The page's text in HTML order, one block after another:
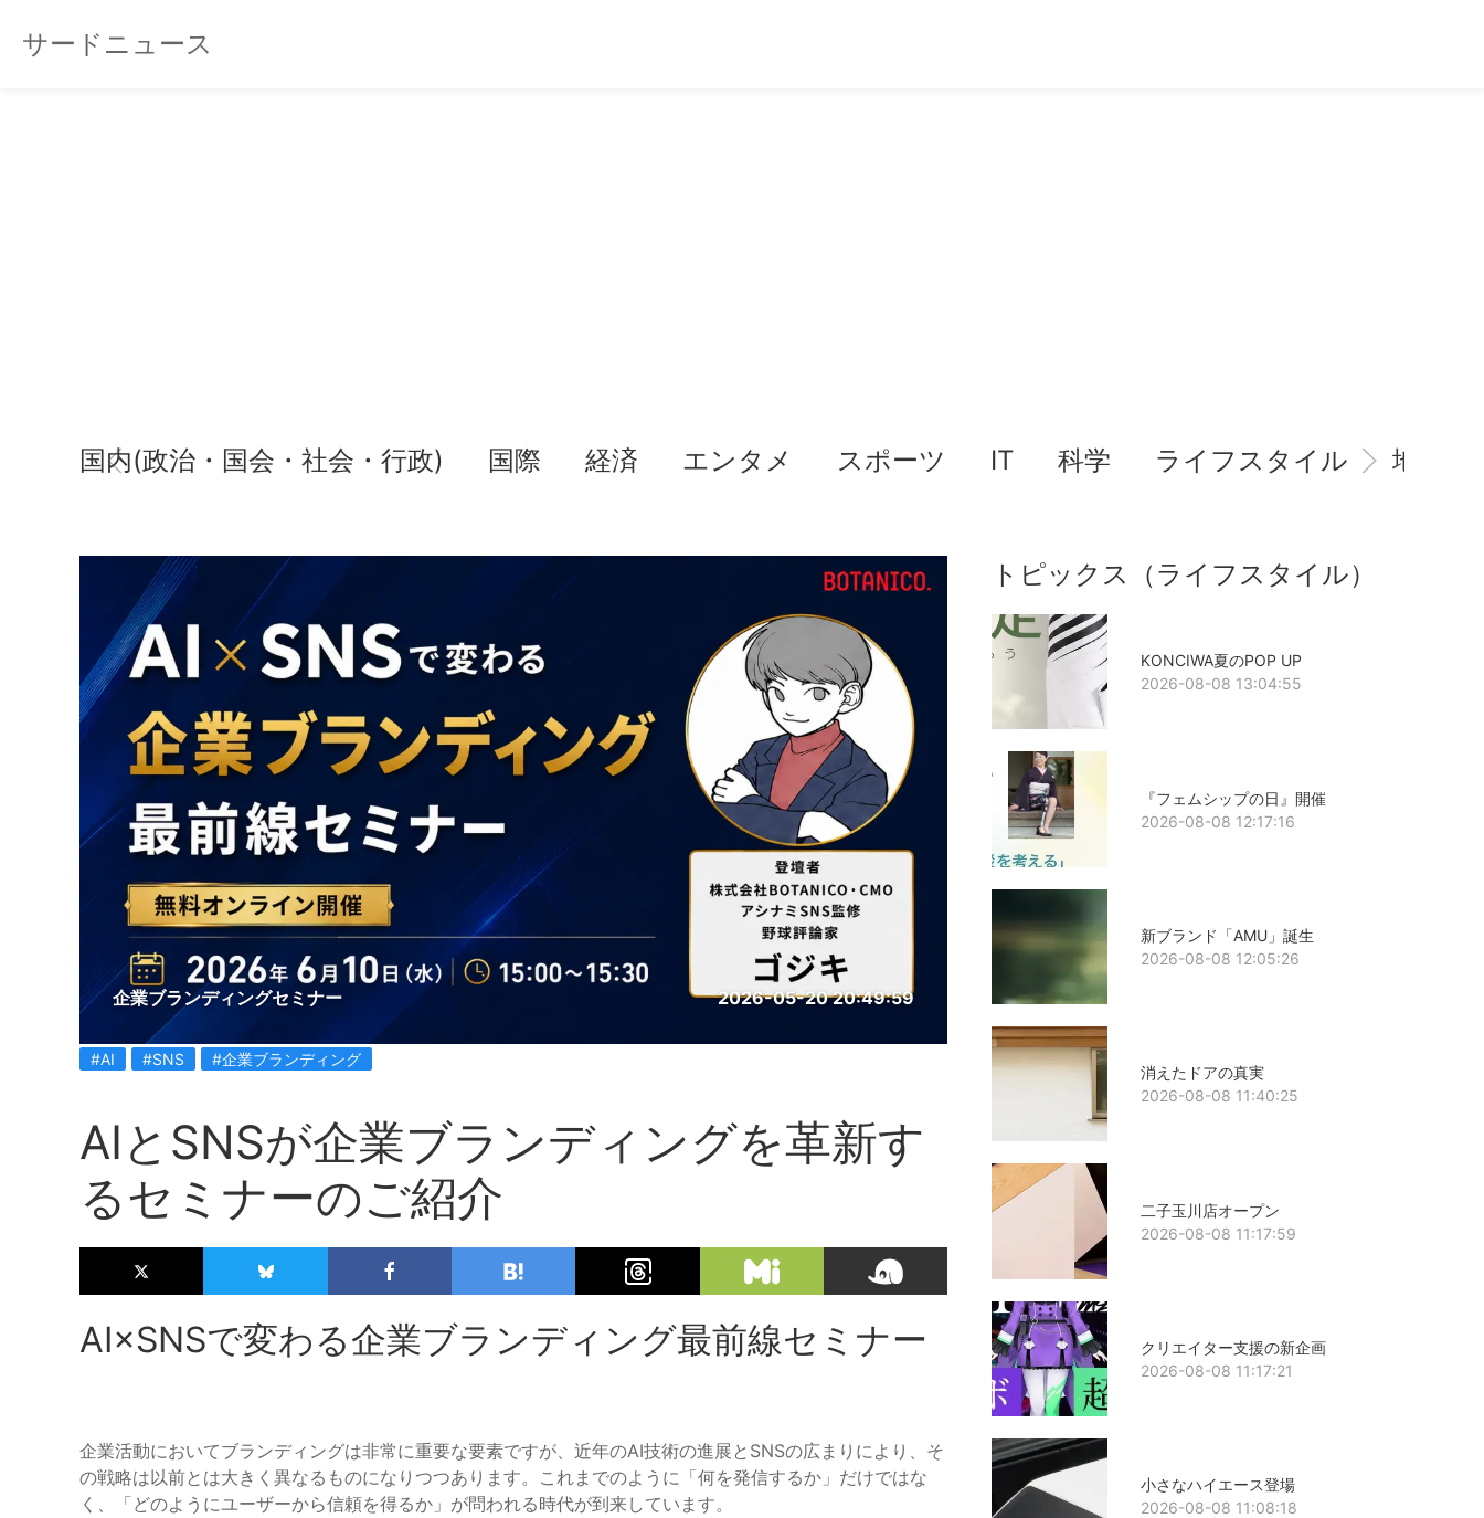
サードニュース
国内(政治・国会・社会・行政) 国際 経済 エンタメ スポーツ IT 科学 ライフスタイル 地域情
企業ブランディングセミナー 2026-05-20 20:49:59
#AI #SNS #企業ブランディング
AIとSNSが企業ブランディングを革新す
るセミナーのご紹介
AI×SNSで変わる企業ブランディング最前線セミナー
企業活動においてブランディングは非常に重要な要素ですが、近年のAI技術の進展とSNSの広まりにより、そ
の戦略は以前とは大きく異なるものになりつつあります。これまでのように「何を発信するか」だけではな
く、「どのようにユーザーから信頼を得るか」が問われる時代が到来しています。
トピックス（ライフスタイル）
KONCIWA夏のPOP UP
2026-08-08 13:04:55
『フェムシップの日』開催
2026-08-08 12:17:16
新ブランド「AMU」誕生
2026-08-08 12:05:26
消えたドアの真実
2026-08-08 11:40:25
二子玉川店オープン
2026-08-08 11:17:59
クリエイター支援の新企画
2026-08-08 11:17:21
小さなハイエース登場
2026-08-08 11:08:18